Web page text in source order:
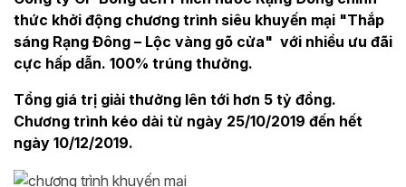
thức khởi động chương trình siêu khuyến mại "Thắp
sáng Rạng Đông – Lộc vàng gõ cửa" với nhiều ưu đãi
cực hấp dẫn. 100% trúng thưởng.
Tổng giá trị giải thưởng lên tới hơn 5 tỷ đồng.
Chương trình kéo dài từ ngày 25/10/2019 đến hết
ngày 10/12/2019.